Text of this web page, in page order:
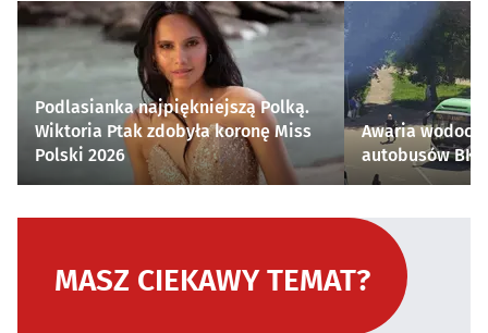
Podlasianka najpiękniejszą Polką.
Wiktoria Ptak zdobyła koronę Miss
Polski 2026
Awaria
autobusów
MASZ CIEKAWY TEMAT?